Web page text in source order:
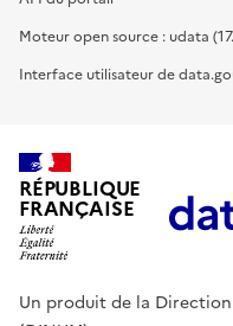
Moteur open source : udata
Interface utilisateur de
RÉPUBLIQUE
FRANÇAISE
Un produit de la